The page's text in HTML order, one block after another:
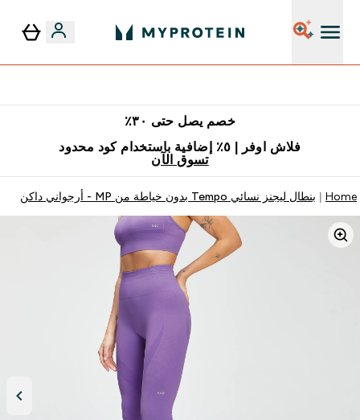
خصم يصل حتى ٣٠٪
فلاش اوفر | ٥٪ إضافية باستخدام كود محدود
تسوق الآن
Home بنطال ليجنز نسائي Tempo بدون خياطة من MP - أرجواني داكن